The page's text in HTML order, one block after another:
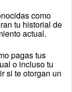
como
tu historial de
actual.
pagas tus
o incluso tu
si te otorgan un